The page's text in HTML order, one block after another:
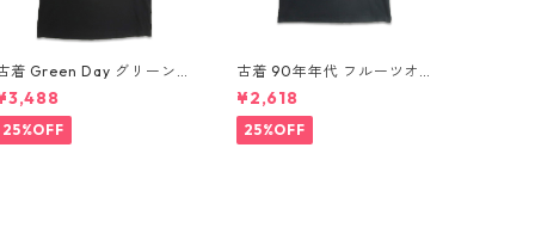
着 Green Day グリーンデ
バンドTシャツ バンT プ
リントTシャツ ブラック 表
記：-- gd410395n w608
25%OFF
古着 90年年代 フルーツオブ
ザルーム カントリー・ミュ
ージック George Jones ジ
ョージ・ジョーンズ バンドT
シャツ バンT プリントTシャ
¥2,618
25%OFF